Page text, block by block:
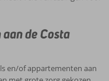
de Costa
en/of appartementen aan